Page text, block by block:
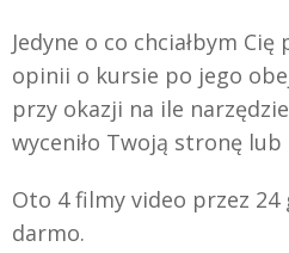
Jedyne o co chciałbym
opinii o kursie po jego
przy okazji na ile
wyceniło Twoją stronę lub
Oto 4 filmy video przez 24
darmo.